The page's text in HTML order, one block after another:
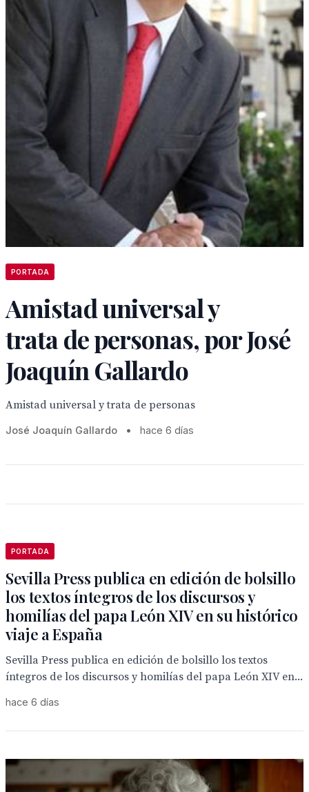
PORTADA
Amistad universal y
trata de personas, por José
Joaquín Gallardo
Amistad universal y trata de personas
José Joaquín Gallardo • hace 6 días
PORTADA
Sevilla Press publica en edición de bolsillo
los textos íntegros de los discursos y
homilías del papa León XIV en su histórico
viaje a España
Sevilla Press publica en edición de bolsillo los textos
íntegros de los discursos y homilías del papa León XIV en...
hace 6 días